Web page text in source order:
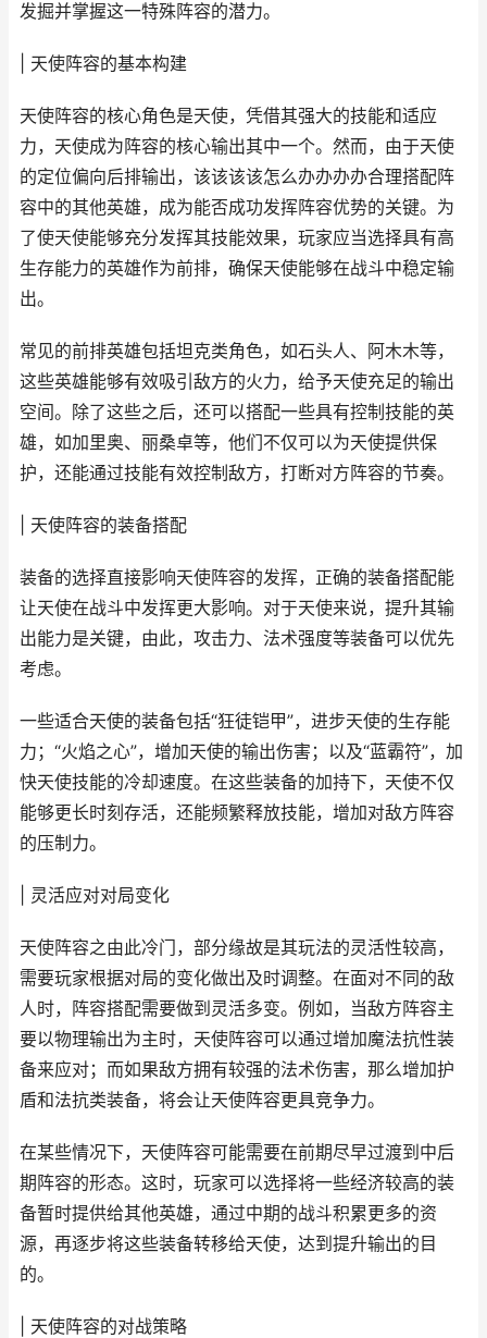
发掘并掌握这一特殊阵容的潜力。
| 天使阵容的基本构建
天使阵容的核心角色是天使，凭借其强大的技能和适应
力，天使成为阵容的核心输出其中一个。然而，由于天使
的定位偏向后排输出，该该该该怎么办办办办合理搭配阵
容中的其他英雄，成为能否成功发挥阵容优势的关键。为
了使天使能够充分发挥其技能效果，玩家应当选择具有高
生存能力的英雄作为前排，确保天使能够在战斗中稳定输
出。
常见的前排英雄包括坦克类角色，如石头人、阿木木等，
这些英雄能够有效吸引敌方的火力，给予天使充足的输出
空间。除了这些之后，还可以搭配一些具有控制技能的英
雄，如加里奥、丽桑卓等，他们不仅可以为天使提供保
护，还能通过技能有效控制敌方，打断对方阵容的节奏。
| 天使阵容的装备搭配
装备的选择直接影响天使阵容的发挥，正确的装备搭配能
让天使在战斗中发挥更大影响。对于天使来说，提升其输
出能力是关键，由此，攻击力、法术强度等装备可以优先
考虑。
一些适合天使的装备包括“狂徒铠甲”，进步天使的生存能
力；“火焰之心”，增加天使的输出伤害；以及“蓝霸符”，加
快天使技能的冷却速度。在这些装备的加持下，天使不仅
能够更长时刻存活，还能频繁释放技能，增加对敌方阵容
的压制力。
| 灵活应对对局变化
天使阵容之由此冷门，部分缘故是其玩法的灵活性较高，
需要玩家根据对局的变化做出及时调整。在面对不同的敌
人时，阵容搭配需要做到灵活多变。例如，当敌方阵容主
要以物理输出为主时，天使阵容可以通过增加魔法抗性装
备来应对；而如果敌方拥有较强的法术伤害，那么增加护
盾和法抗类装备，将会让天使阵容更具竞争力。
在某些情况下，天使阵容可能需要在前期尽早过渡到中后
期阵容的形态。这时，玩家可以选择将一些经济较高的装
备暂时提供给其他英雄，通过中期的战斗积累更多的资
源，再逐步将这些装备转移给天使，达到提升输出的目
的。
| 天使阵容的对战策略